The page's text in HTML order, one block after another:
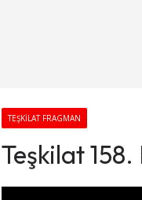
TEŞKILAT FRAGMAN
Teşkilat